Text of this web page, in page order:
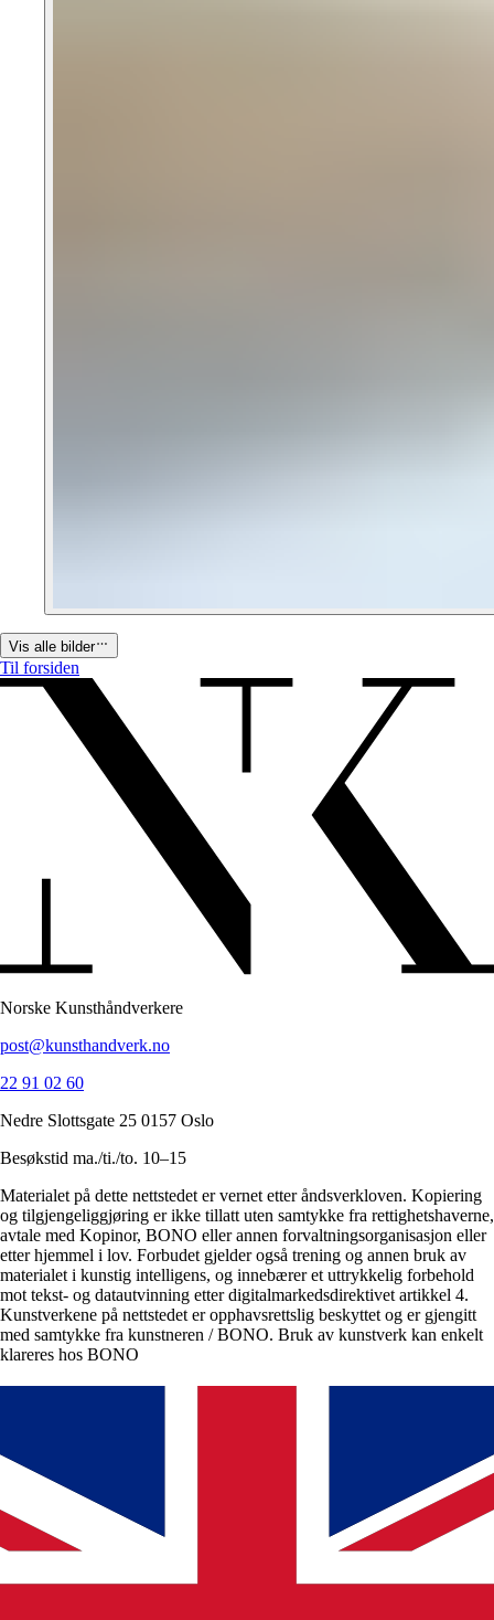
Vis alle bilder
Til forsiden
Norske Kunsthåndverkere
post@kunsthandverk.no
22 91 02 60
Nedre Slottsgate 25 0157 Oslo
Besøkstid ma./ti./to. 10–15
Materialet på dette nettstedet er vernet etter åndsverkloven. Kopiering
og tilgjengeliggjøring er ikke tillatt uten samtykke fra rettighetshaverne,
avtale med Kopinor, BONO eller annen forvaltningsorganisasjon eller
etter hjemmel i lov. Forbudet gjelder også trening og annen bruk av
materialet i kunstig intelligens, og innebærer et uttrykkelig forbehold
mot tekst- og datautvinning etter digitalmarkedsdirektivet artikkel 4.
Kunstverkene på nettstedet er opphavsrettslig beskyttet og er gjengitt
med samtykke fra kunstneren / BONO. Bruk av kunstverk kan enkelt
klareres hos BONO